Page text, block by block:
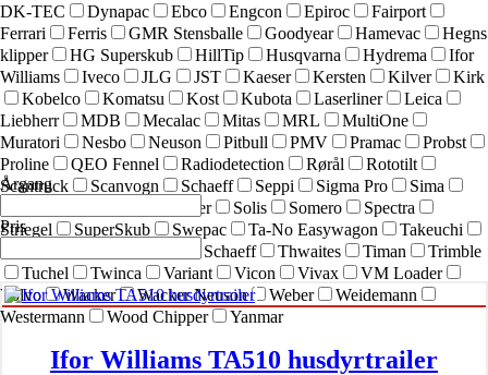
DK-TEC
Dynapac Ebco Engcon Epiroc
Fairport
Ferrari
Ferris GMR Stensballe Goodyear Hamevac
Hegns
klipper
HG Superskub HillTip Husqvarna Hydrema
Ifor
Williams
Iveco JLG JST Kaeser Kersten Kilver
Kirk
Kobelco
Komatsu Kost Kubota Laserliner
Leica
Liebherr
MDB Mecalac Mitas MRL
MultiOne
Muratori
Nesbo Neuson Pitbull PMV Pramac
Probst
Proline
QEO Fennel Radiodetection Rørål
Rototilt
Scantruck
Scanvogn Schaeff Seppi Sigma Pro
Sima
sneskraber Solis Somero
Spectra
Striegel
SuperSkub Swepac Ta-No Easywagon
Takeuchi
Terex Schaeff Thwaites Timan
Trimble
Tuchel
Twinca Variant Vicon Vivax
VM Loader
Volvo
Wacker Wacker Neuson Weber
Weidemann
Westermann
Wood Chipper Yanmar
Årgang
Pris
Ifor Williams TA510 husdyrtrailer